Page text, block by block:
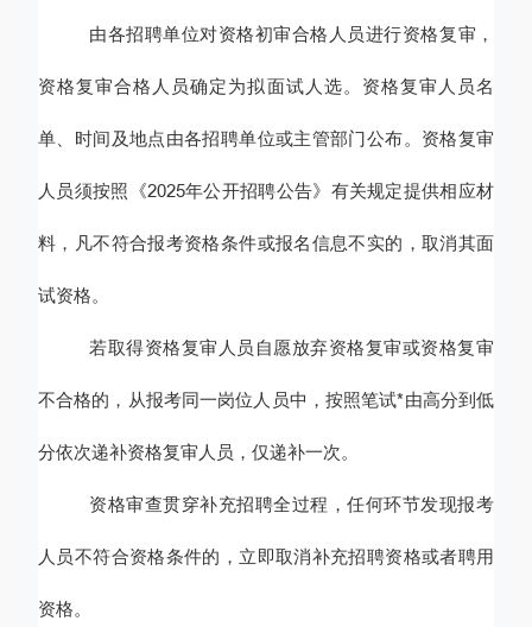
由各招聘单位对资格初审合格人员进行资格复审 ，
资格复审合格人员确定为拟面试人选。 资格复审人员名
单、时间及地点由各招聘单位或主管部门公布。资格复审
人员须按照《2025年公开招聘公告》有关规定提供相应材
料，凡不符合报考资格条件或报名信息不实的，取消其面
试资格。
若取得资格复审人员 自愿放弃资格复审或资格复审
不合格的，从报考同一岗位人员中，按照笔试*由高分到低
分依次递补资格复审人 员 ，仅递补一次。
资格审查贯穿补充招聘全过程，任何环节发现报考
人员不符合资格条件的，立即取消补充招聘资格或者聘用
资格。